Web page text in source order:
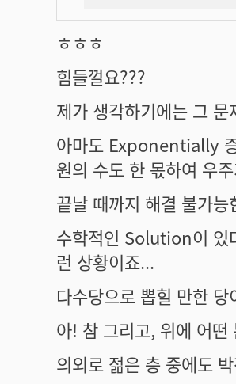
ㅎㅎㅎ
힘들껄요???
제가 생각하기에는 그
아마도 Exponentially
원의 수도 한 몫하여 우
끝날 때까지 해결 불가
수학적인 Solution이 있
런 상황이죠...
다수당으로 뽑힐 만한
아! 참 그리고, 위에 어
의외로 젊은 층 중에도